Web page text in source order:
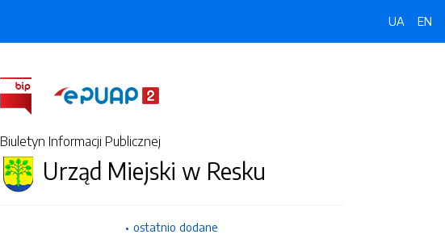
UA EN
Biuletyn Informacji Publicznej
Urząd Miejski w Resku
ostatnio dodane